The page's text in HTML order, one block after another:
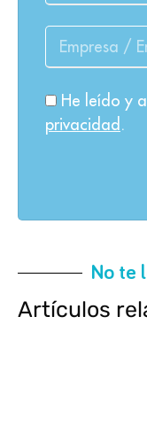
He leído y
privacidad .
No te
Artículos